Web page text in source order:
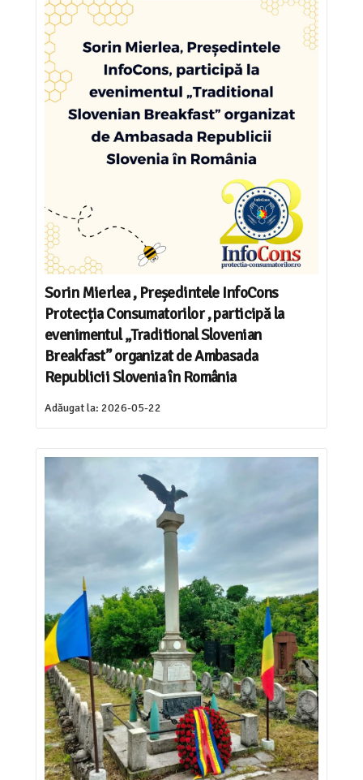
Sorin Mierlea , Președintele InfoCons
Protecția Consumatorilor , participă la
evenimentul „Traditional Slovenian
Breakfast” organizat de Ambasada
Republicii Slovenia în România
Adăugat la: 2026-05-22